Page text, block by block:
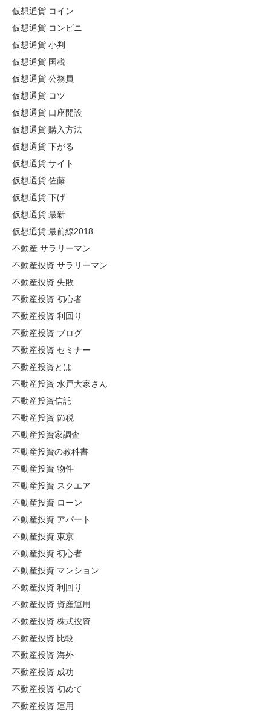
仮想通貨 コイン
仮想通貨 コンビニ
仮想通貨 小判
仮想通貨 国税
仮想通貨 公務員
仮想通貨 コツ
仮想通貨 口座開設
仮想通貨 購入方法
仮想通貨 下がる
仮想通貨 サイト
仮想通貨 佐藤
仮想通貨 下げ
仮想通貨 最新
仮想通貨 最前線2018
不動産 サラリーマン
不動産投資 サラリーマン
不動産投資 失敗
不動産投資 初心者
不動産投資 利回り
不動産投資 ブログ
不動産投資 セミナー
不動産投資とは
不動産投資 水戸大家さん
不動産投資信託
不動産投資 節税
不動産投資家調査
不動産投資の教科書
不動産投資 物件
不動産投資 スクエア
不動産投資 ローン
不動産投資 アパート
不動産投資 東京
不動産投資 初心者
不動産投資 マンション
不動産投資 利回り
不動産投資 資産運用
不動産投資 株式投資
不動産投資 比較
不動産投資 海外
不動産投資 成功
不動産投資 初めて
不動産投資 運用